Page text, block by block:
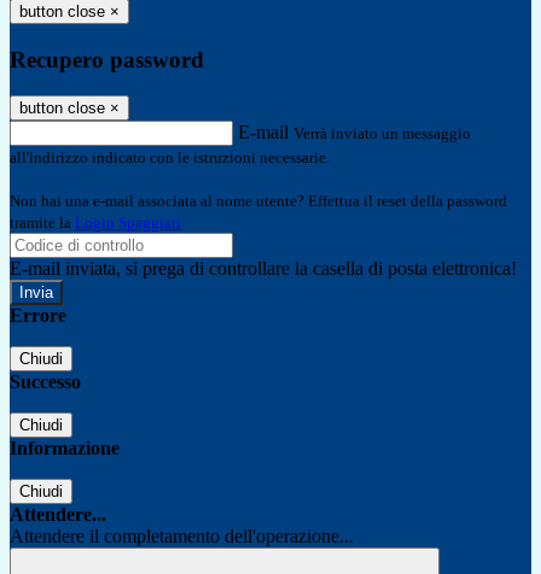
button close ×
Recupero password
button close ×
E-mail Verrà inviato un messaggio
all'indirizzo indicato con le istruzioni necessarie.
Non hai una e-mail associata al nome utente? Effettua il reset della password
tramite la Login Spaggiari
E-mail inviata, si prega di controllare la casella di posta elettronica!
Errore
Chiudi
Successo
Chiudi
Informazione
Chiudi
Attendere...
Attendere il completamento dell'operazione...